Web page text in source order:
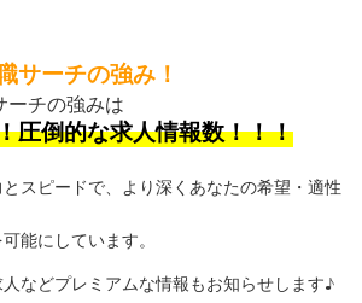
サーチの強み！
ーチの強みは
圧倒的な求人情報数！！！
スピードで、より深くあなたの希望・適性
能にしています。
などプレミアムな情報もお知らせします♪